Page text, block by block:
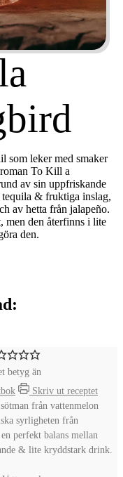
som leker med smaker
To Kill a
av sin uppfriskande
& fruktiga inslag,
av hetta från jalapeño.
men den återfinns i lite
den.
betyg än
Skriv ut receptet
från vattenmelon
syrligheten från
perfekt balans mellan
& lite kryddstark drink.